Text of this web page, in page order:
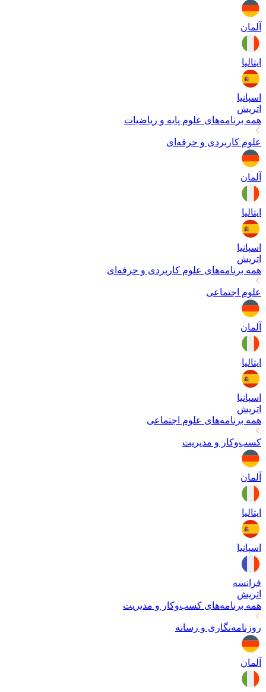
آلمان
ایتالیا
اسپانیا
اتریش
همه برنامه‌های علوم پایه و ریاضیات
علوم کاربردی و حرفه‌ای
آلمان
ایتالیا
اسپانیا
اتریش
همه برنامه‌های علوم کاربردی و حرفه‌ای
علوم اجتماعی
آلمان
ایتالیا
اسپانیا
اتریش
همه برنامه‌های علوم اجتماعی
کسب‌وکار و مدیریت
آلمان
ایتالیا
اسپانیا
فرانسه
اتریش
همه برنامه‌های کسب‌وکار و مدیریت
روزنامه‌نگاری و رسانه
آلمان